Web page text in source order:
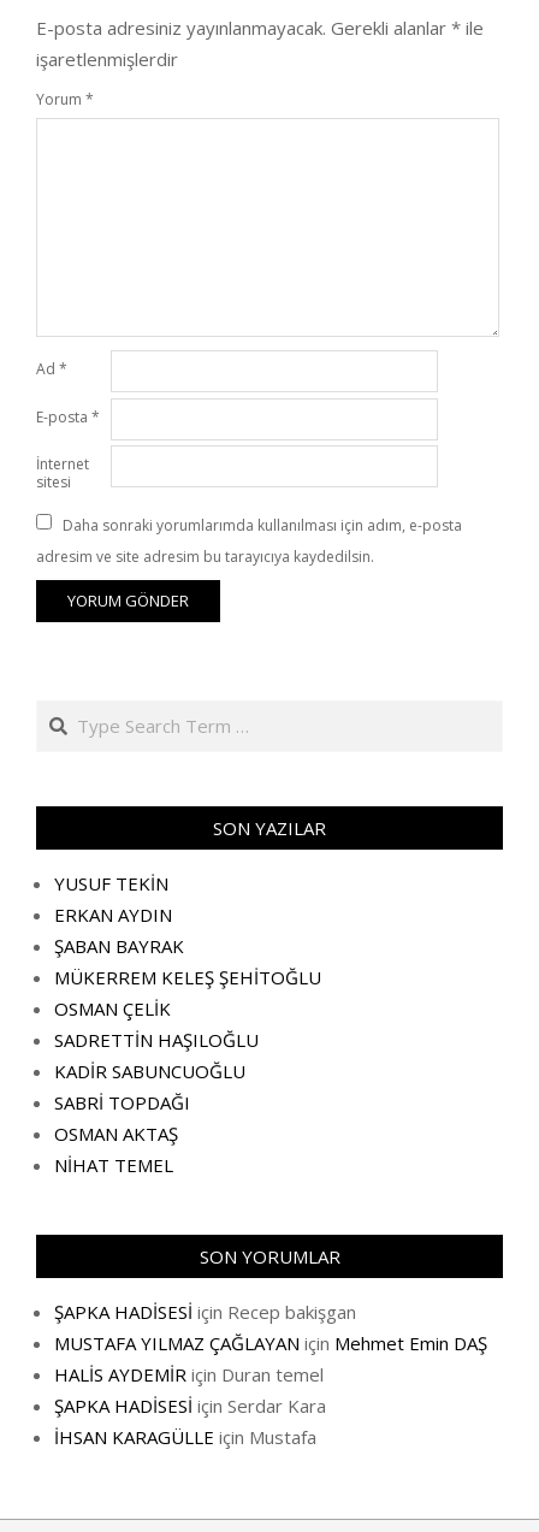
E-posta adresiniz yayınlanmayacak. Gerekli alanlar * ile
işaretlenmişlerdir
Yorum *
Ad *
E-posta *
İnternet
sitesi
Daha sonraki yorumlarımda kullanılması için adım, e-posta
adresim ve site adresim bu tarayıcıya kaydedilsin.
Search
SON YAZILAR
YUSUF TEKİN
ERKAN AYDIN
ŞABAN BAYRAK
MÜKERREM KELEŞ ŞEHİTOĞLU
OSMAN ÇELİK
SADRETTİN HAŞILOĞLU
KADİR SABUNCUOĞLU
SABRİ TOPDAĞI
OSMAN AKTAŞ
NİHAT TEMEL
SON YORUMLAR
ŞAPKA HADİSESİ için Recep bakişgan
MUSTAFA YILMAZ ÇAĞLAYAN için Mehmet Emin DAŞ
HALİS AYDEMİR için Duran temel
ŞAPKA HADİSESİ için Serdar Kara
İHSAN KARAGÜLLE için Mustafa